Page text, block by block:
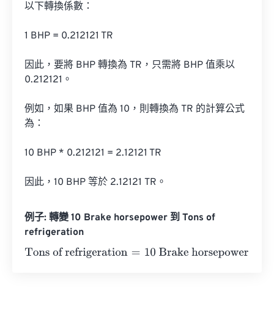
以下轉換係數：
1 BHP = 0.212121 TR
因此，要將 BHP 轉換為 TR，只需將 BHP 值乘以
0.212121。
例如，如果 BHP 值為 10，則轉換為 TR 的計算公式
為：
10 BHP * 0.212121 = 2.12121 TR
因此，10 BHP 等於 2.12121 TR。
例子: 轉變 10 Brake horsepower 到 Tons of
refrigeration
Tons of refrigeration=10 Brake horsepower×0.2091